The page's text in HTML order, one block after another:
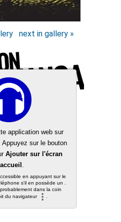
next in gallery »
to top